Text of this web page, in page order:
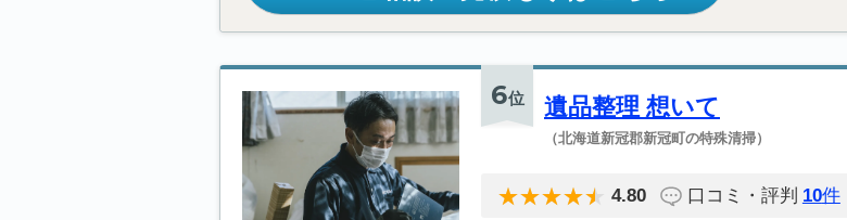
6位 遺品整理 想いて
（北海道新冠郡新冠町の特殊清掃）
4.80 口コミ・評判 10件